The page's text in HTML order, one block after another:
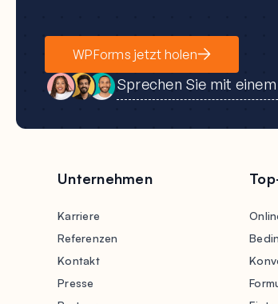
WPForms jetzt holen
Sprechen Sie mit
Unternehmen
Karriere
Referenzen
Kontakt
Presse